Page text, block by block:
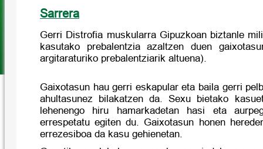
Sarrera
Gerri Distrofia muskularra Gipuzkoan biztanle
kasutako prebalentzia azaltzen duen
argitaraturiko prebalentziarik altuena).
Gaixotasun hau gerri eskapular eta baila gerri
ahultasunez bilakatzenda. Sexu bietako
lehenengo hiru hamarkadetan hasi eta
errespetatuegitendu. Gaixotasun honen
errezesiboa da kasu gehienetan.